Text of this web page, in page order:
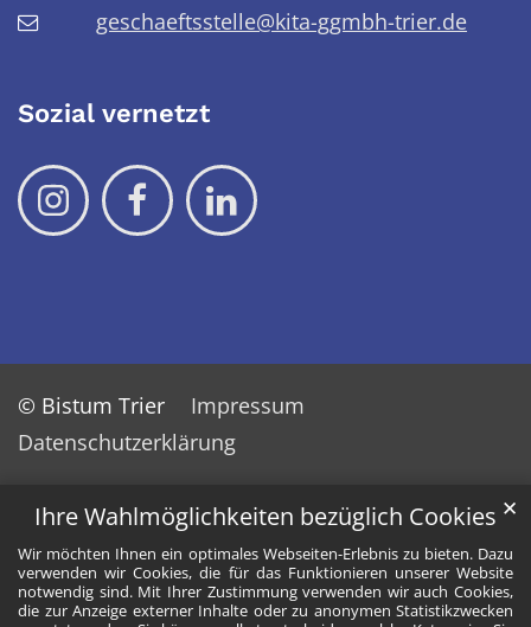
Ihre Wahlmöglichkeiten bezüglich Cookies
Wir möchten Ihnen ein optimales Webseiten-Erlebnis zu bieten. Dazu
verwenden wir Cookies, die für das Funktionieren unserer Website
notwendig sind. Mit Ihrer Zustimmung verwenden wir auch Cookies,
die zur Anzeige externer Inhalte oder zu anonymen Statistikzwecken
✕
geschaeftsstelle@kita-ggmbh-trier.de
Sozial vernetzt
© Bistum Trier
Impressum
Datenschutzerklärung